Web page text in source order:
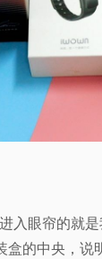
入眼帘的就
盒的中央，说